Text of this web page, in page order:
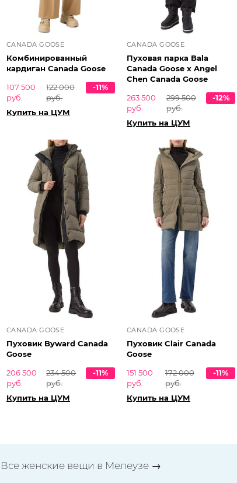
CANADA GOOSE
Комбинированный
кардиган Canada Goose
107 500
руб.
122 000
руб.
-11%
Купить на ЦУМ
CANADA GOOSE
Пуховая парка Bala
Canada Goose x Angel
Chen Canada Goose
263 500
руб.
299 500
руб.
-12%
Купить на ЦУМ
CANADA GOOSE
Пуховик Byward Canada
Goose
206 500
руб.
234 500
руб.
-11%
Купить на ЦУМ
CANADA GOOSE
Пуховик Clair Canada
Goose
151 500
руб.
172 000
руб.
-11%
Купить на ЦУМ
Все женские вещи в Мелеузе →